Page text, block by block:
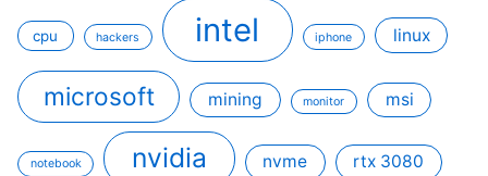
cpu hackers intel iphone linux
microsoft mining monitor msi
notebook nvidia nvme rtx 3080